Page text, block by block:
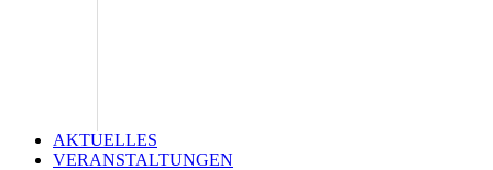
AKTUELLES
VERANSTALTUNGEN